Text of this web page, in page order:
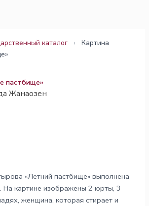
каталог ›
Картина
пастбище»
Жанаозен
«Летний пастбище» выполнена
На картине изображены 2 юрты, 3
женщина, которая стирает и